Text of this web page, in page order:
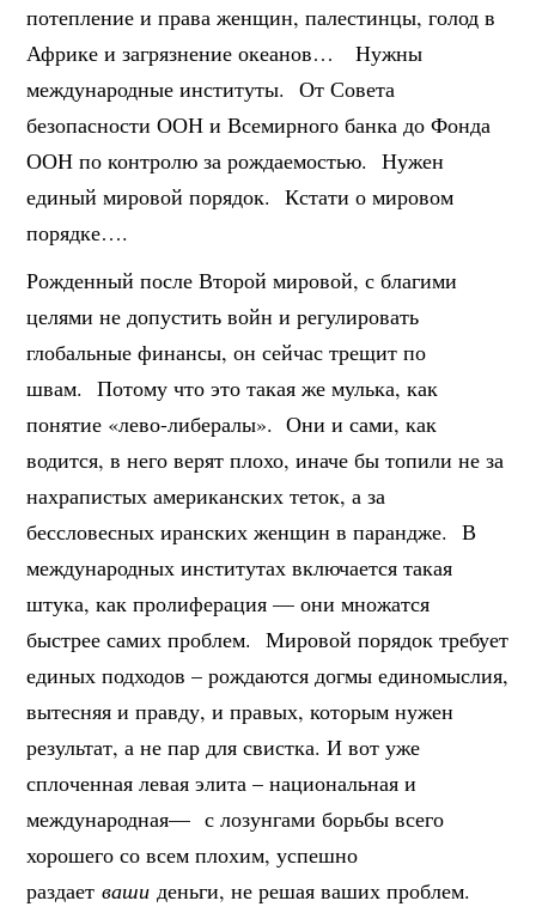
потепление и права женщин, палестинцы, голод в
Африке и загрязнение океанов… Нужны
международные институты. От Совета
безопасности ООН и Всемирного банка до Фонда
ООН по контролю за рождаемостью. Нужен
единый мировой порядок. Кстати о мировом
порядке….
Рожденный после Второй мировой, с благими
целями не допустить войн и регулировать
глобальные финансы, он сейчас трещит по
швам. Потому что это такая же мулька, как
понятие «лево-либералы». Они и сами, как
водится, в него верят плохо, иначе бы топили не за
нахрапистых американских теток, а за
бессловесных иранских женщин в парандже. В
международных институтах включается такая
штука, как пролиферация — они множатся
быстрее самих проблем. Мировой порядок требует
единых подходов – рождаются догмы единомыслия,
вытесняя и правду, и правых, которым нужен
результат, а не пар для свистка. И вот уже
сплоченная левая элита – национальная и
международная— с лозунгами борьбы всего
хорошего со всем плохим, успешно
раздаетваши деньги, не решая ваших проблем.